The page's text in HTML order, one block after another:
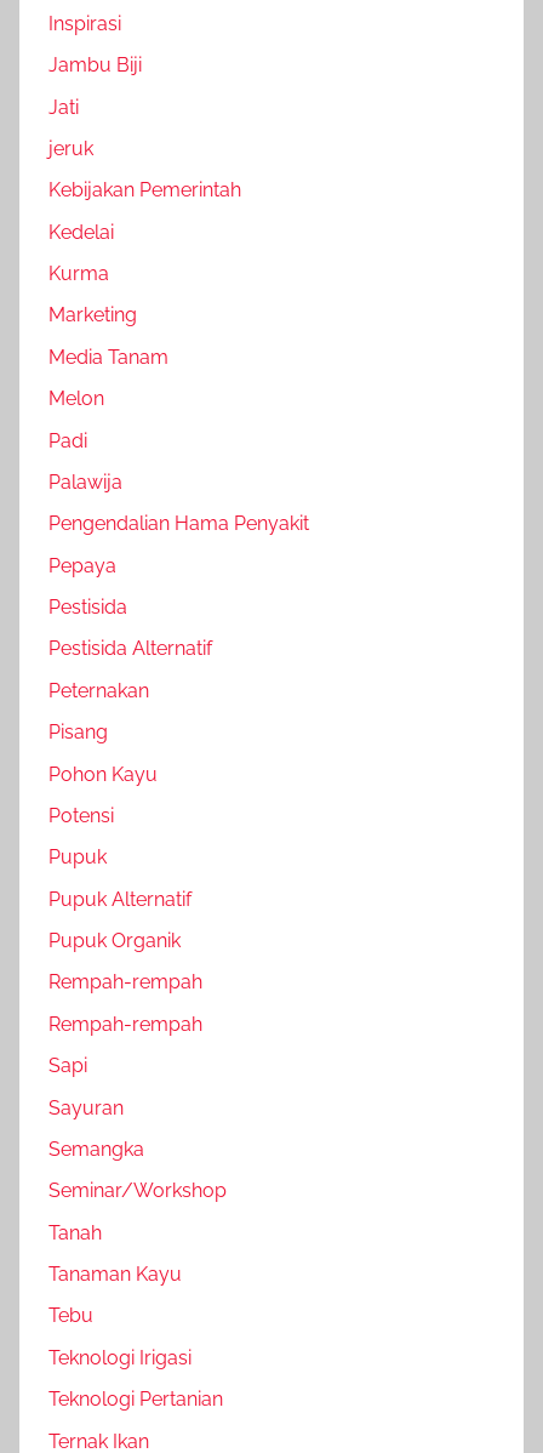
Inspirasi
Jambu Biji
Jati
jeruk
Kebijakan Pemerintah
Kedelai
Kurma
Marketing
Media Tanam
Melon
Padi
Palawija
Pengendalian Hama Penyakit
Pepaya
Pestisida
Pestisida Alternatif
Peternakan
Pisang
Pohon Kayu
Potensi
Pupuk
Pupuk Alternatif
Pupuk Organik
Rempah-rempah
Rempah-rempah
Sapi
Sayuran
Semangka
Seminar/Workshop
Tanah
Tanaman Kayu
Tebu
Teknologi Irigasi
Teknologi Pertanian
Ternak Ikan